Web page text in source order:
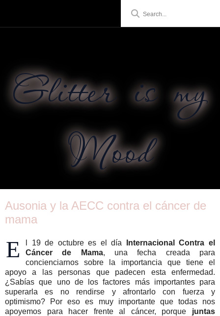
Glitter is my
Mood
Ausonia y la AECC contra el cáncer de
mama
E l 19 de octubre es el día
Internacional Contra el
Cáncer de Mama, una fecha creada para
concienciarnos sobre la importancia que tiene el
apoyo a las personas que padecen esta enfermedad.
¿Sabías que uno de los factores más importantes para
superarla es no rendirse y afrontarlo con fuerza y
optimismo? Por eso es muy importante que todas nos
apoyemos para hacer frente al cáncer, porque juntas